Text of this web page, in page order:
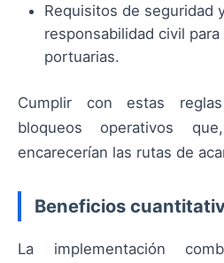
Requisitos de seguridad
responsabilidad civil
portuarias.
Cumplir con estas
bloqueos operativos
encarecerían las rutas de
Beneficios
La implementación